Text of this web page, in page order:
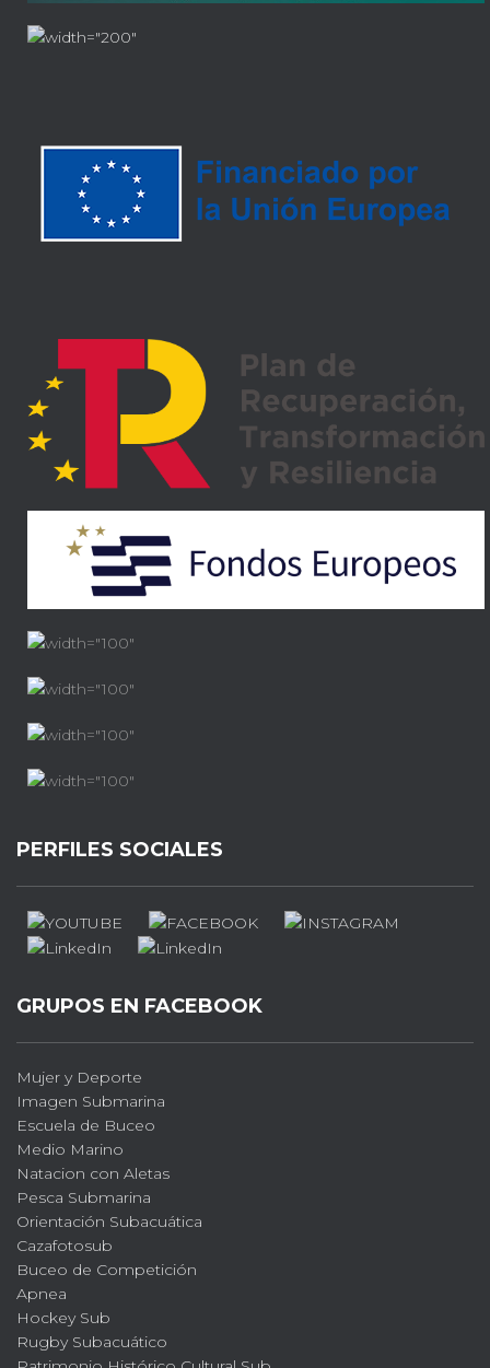
PERFILES SOCIALES
GRUPOS EN FACEBOOK
Mujer y Deporte
Imagen Submarina
Escuela de Buceo
Medio Marino
Natacion con Aletas
Pesca Submarina
Orientación Subacuática
Cazafotosub
Buceo de Competición
Apnea
Hockey Sub
Rugby Subacuático